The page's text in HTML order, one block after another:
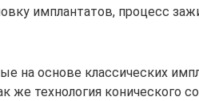
имплантатов, процесс
на основе классических
же технология конического